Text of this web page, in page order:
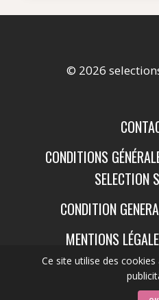
Ce site utilise des
© 2026
CONDITIONS
SELECTION
CONDITION
MENTIONS